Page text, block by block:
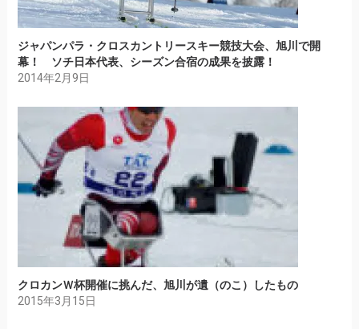
ジャパンパラ・クロスカントリースキー競技大会、旭川で開
幕！ ソチ日本代表、シーズン合宿の成果を披露！
2014年2月9日
クロカンＷ杯開催に挑んだ、旭川が遺（のこ）したもの
2015年3月15日